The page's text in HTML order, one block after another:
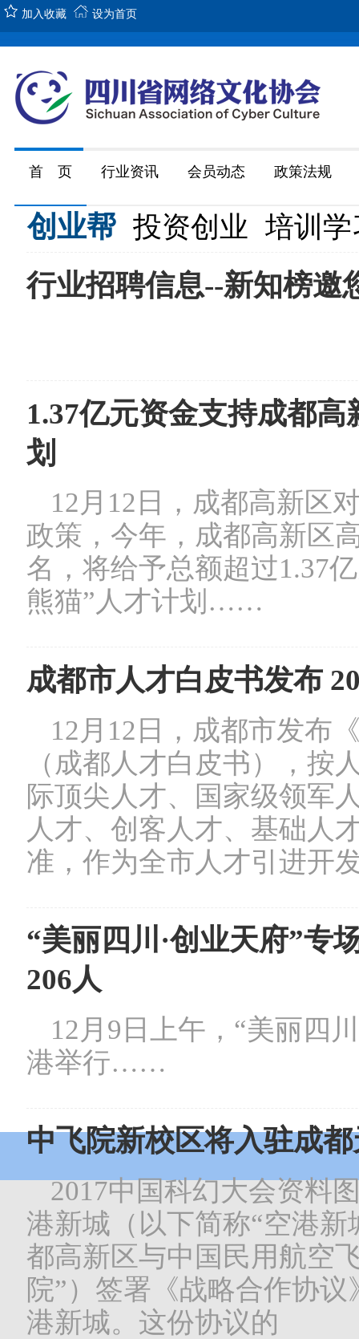
加入收藏 设为首页
首 页 行业资讯 会员动态 政策法规
创业帮 投资创业 培训学
行业​招聘信息--新知榜邀
1.37亿元资金支持成都
划
12月12日，成都高新区
政策，今年，成都高新区
名，将给予总额超过1.37
熊猫”人才计划……
成都市人才白皮书发布
12月12日，成都市发布
（成都人才白皮书），按
际顶尖人才、国家级领军
人才、创客人才、基础人
准，作为全市人才引进
“美丽四川·创业天府”专
206人
12月9日上午，“美丽四
港举行……
中飞院新校区将入驻成
2017中国科幻大会资料
港新城（以下简称“空港
都高新区与中国民用航空
院”）签署《战略合作协
港新城。这份协议的